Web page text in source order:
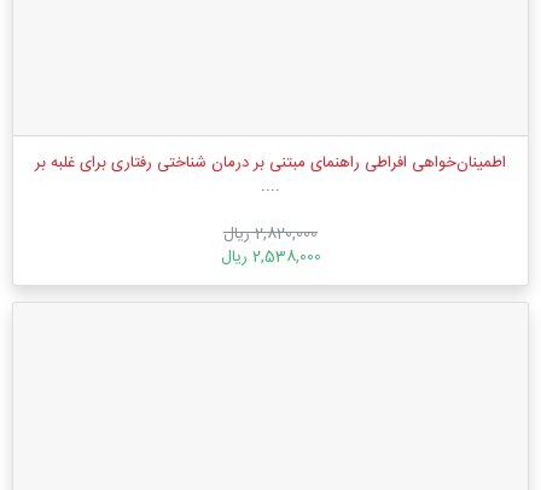
اطمینان‌خواهی افراطی راهنمای مبتنی بر درمان شناختی رفتاری برای غلبه بر
....
2,820,000 ریال
2,538,000 ریال